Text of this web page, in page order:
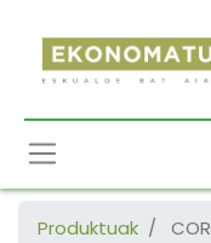
Produktuak